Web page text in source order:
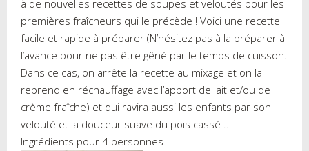
à de nouvelles recettes de soupes et veloutés pour les
premières fraîcheurs qui le précède ! Voici une recette
facile et rapide à préparer (N’hésitez pas à la préparer à
l’avance pour ne pas être gêné par le temps de cuisson.
Dans ce cas, on arrête la recette au mixage et on la
reprend en réchauffage avec l’apport de lait et/ou de
crème fraîche) et qui ravira aussi les enfants par son
velouté et la douceur suave du pois cassé ..
Ingrédients pour 4 personnes